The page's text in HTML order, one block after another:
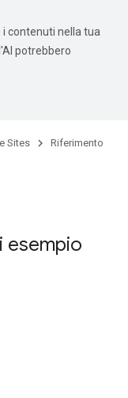
contenuti nella tua
potrebbero
Sites Riferimento
esempio